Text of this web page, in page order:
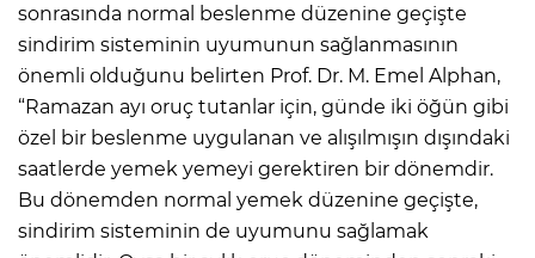
sonrasında normal beslenme düzenine geçişte
sindirim sisteminin uyumunun sağlanmasının
önemli olduğunu belirten Prof. Dr. M. Emel Alphan,
“Ramazan ayı oruç tutanlar için, günde iki öğün gibi
özel bir beslenme uygulanan ve alışılmışın dışındaki
saatlerde yemek yemeyi gerektiren bir dönemdir.
Bu dönemden normal yemek düzenine geçişte,
sindirim sisteminin de uyumunu sağlamak